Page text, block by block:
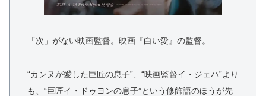
「次」がない映画監督。映画『白い愛』の監督。
“カンヌが愛した巨匠の息子”、“映画監督イ・ジェハ”より
も、“巨匠イ・ドゥヨンの息子”という修飾語のほうが先